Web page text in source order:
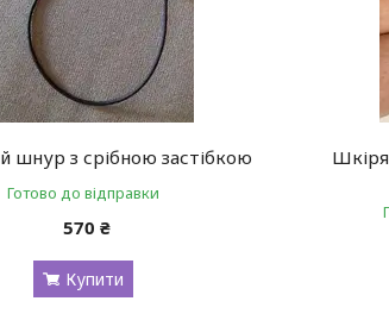
шнур з срібною застібкою
Готово до відправки
570 ₴
Купити